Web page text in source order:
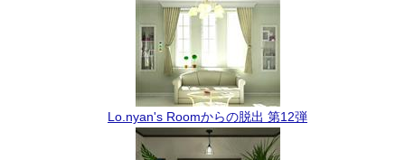
Lo.nyan's Roomからの脱出 第12弾